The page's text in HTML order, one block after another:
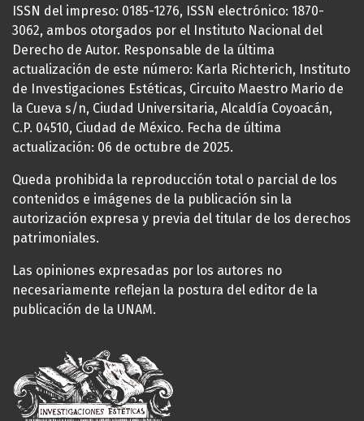
ISSN del impreso: 0185-1276, ISSN electrónico: 1870-
3062, ambos otorgados por el Instituto Nacional del
Derecho de Autor. Responsable de la última
actualización de este número: Karla Richterich, Instituto
de Investigaciones Estéticas, Circuito Maestro Mario de
la Cueva s/n, Ciudad Universitaria, Alcaldía Coyoacán,
C.P. 04510, Ciudad de México. Fecha de última
actualización: 06 de octubre de 2025.
Queda prohibida la reproducción total o parcial de los
contenidos e imágenes de la publicación sin la
autorización expresa y previa del titular de los derechos
patrimoniales.
Las opiniones expresadas por los autores no
necesariamente reflejan la postura del editor de la
publicación de la UNAM.